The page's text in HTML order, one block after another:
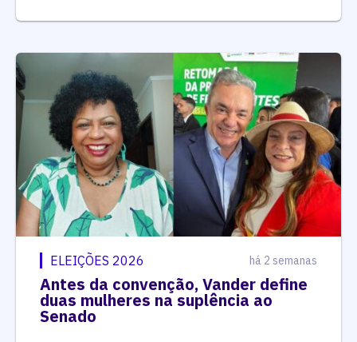
ELEIÇÕES 2026 há 2 semanas
Antes da convenção, Vander define
duas mulheres na suplência ao
Senado